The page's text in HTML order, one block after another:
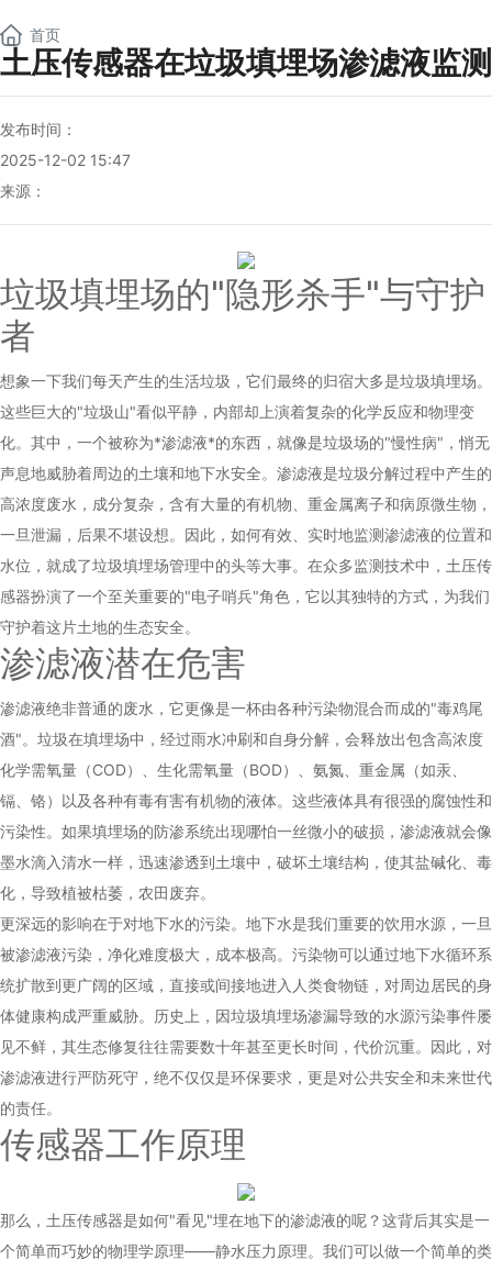
首页
土压传感器在垃圾填埋场渗滤液监测
发布时间：
2025-12-02 15:47
来源：
垃圾填埋场的"隐形杀手"与守护
者
想象一下我们每天产生的生活垃圾，它们最终的归宿大多是垃圾填埋场。
这些巨大的"垃圾山"看似平静，内部却上演着复杂的化学反应和物理变
化。其中，一个被称为*渗滤液*的东西，就像是垃圾场的"慢性病"，悄无
声息地威胁着周边的土壤和地下水安全。渗滤液是垃圾分解过程中产生的
高浓度废水，成分复杂，含有大量的有机物、重金属离子和病原微生物，
一旦泄漏，后果不堪设想。因此，如何有效、实时地监测渗滤液的位置和
水位，就成了垃圾填埋场管理中的头等大事。在众多监测技术中， 土压传
感器扮演了一个至关重要的"电子哨兵"角色，它以其独特的方式，为我们
守护着这片土地的生态安全。
渗滤液潜在危害
渗滤液绝非普通的废水，它更像是一杯由各种污染物混合而成的"毒鸡尾
酒"。垃圾在填埋场中，经过雨水冲刷和自身分解，会释放出包含高浓度
化学需氧量（COD）、生化需氧量（BOD）、氨氮、重金属（如汞、
镉、铬）以及各种有毒有害有机物的液体。这些液体具有很强的腐蚀性和
污染性。如果填埋场的防渗系统出现哪怕一丝微小的破损，渗滤液就会像
墨水滴入清水一样，迅速渗透到土壤中，破坏土壤结构，使其盐碱化、毒
化，导致植被枯萎，农田废弃。
更深远的影响在于对地下水的污染。地下水是我们重要的饮用水源，一旦
被渗滤液污染，净化难度极大，成本极高。污染物可以通过地下水循环系
统扩散到更广阔的区域，直接或间接地进入人类食物链，对周边居民的身
体健康构成严重威胁。历史上，因垃圾填埋场渗漏导致的水源污染事件屡
见不鲜，其生态修复往往需要数十年甚至更长时间，代价沉重。因此，对
渗滤液进行严防死守，绝不仅仅是环保要求，更是对公共安全和未来世代
的责任。
传感器工作原理
那么，土压传感器是如何"看见"埋在地下的渗滤液的呢？这背后其实是一
个简单而巧妙的物理学原理——静水压力原理。我们可以做一个简单的类